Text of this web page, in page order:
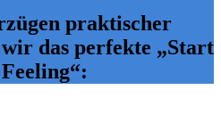
praktischer
das perfekte „Start